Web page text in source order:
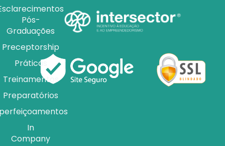
Pós-
Graduações
Preceptorship
Práticas
Treinamentos
Preparatórios
In
Company